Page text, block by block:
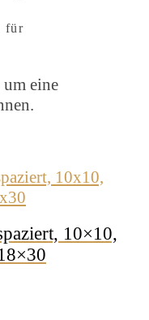
für
um eine
10×10,